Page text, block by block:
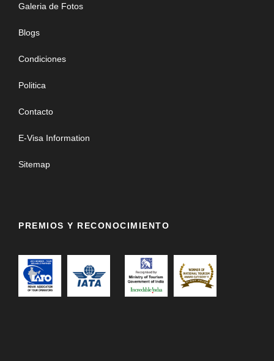
Galeria de Fotos
Blogs
Condiciones
Politica
Contacto
E-Visa Information
Sitemap
PREMIOS Y RECONOCIMIENTO